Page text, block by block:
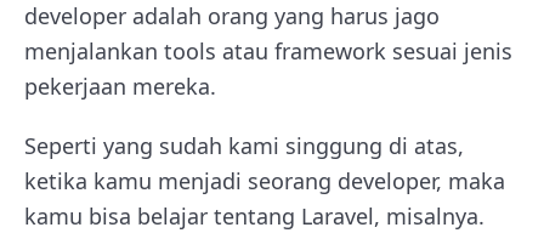
developer adalah orang yang harus jago
menjalankan tools atau framework sesuai jenis
pekerjaan mereka.
Seperti yang sudah kami singgung di atas,
ketika kamu menjadi seorang developer, maka
kamu bisa belajar tentang Laravel, misalnya.